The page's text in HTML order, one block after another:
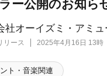
社オーイズミ・アミュ
リース 2025年4月16日 13時
ー公開のお知ら
ト・音楽関連